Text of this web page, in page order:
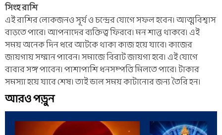
সিংহ রাশি
এই রাশির লোকজনও সূর্য ও চন্দ্রের যোগে সফল হবেন। আত্মবিশ্বাস
বাড়তে পারে। আপনাদের ব্যক্তিত্ব ফিরবে। মন শান্ত থাকবে। এই
সময় অনেক দিন ধরে আটকে থাকা কাজ হয়ে যাবে। কাজের
জায়গায় সম্মান পাবেন। সমাজে বিরাট জায়গা হবে। এই যোগে
বাবার সঙ্গ পাবেন। পাশাপাশি ধনসম্পত্তি মিলতে পারে। টাকার
সমস্যা হয়ে যাবে শেষ। তাই ভাল সময় কাটানোর জন্য তৈরি হন।
আরও পড়ুন